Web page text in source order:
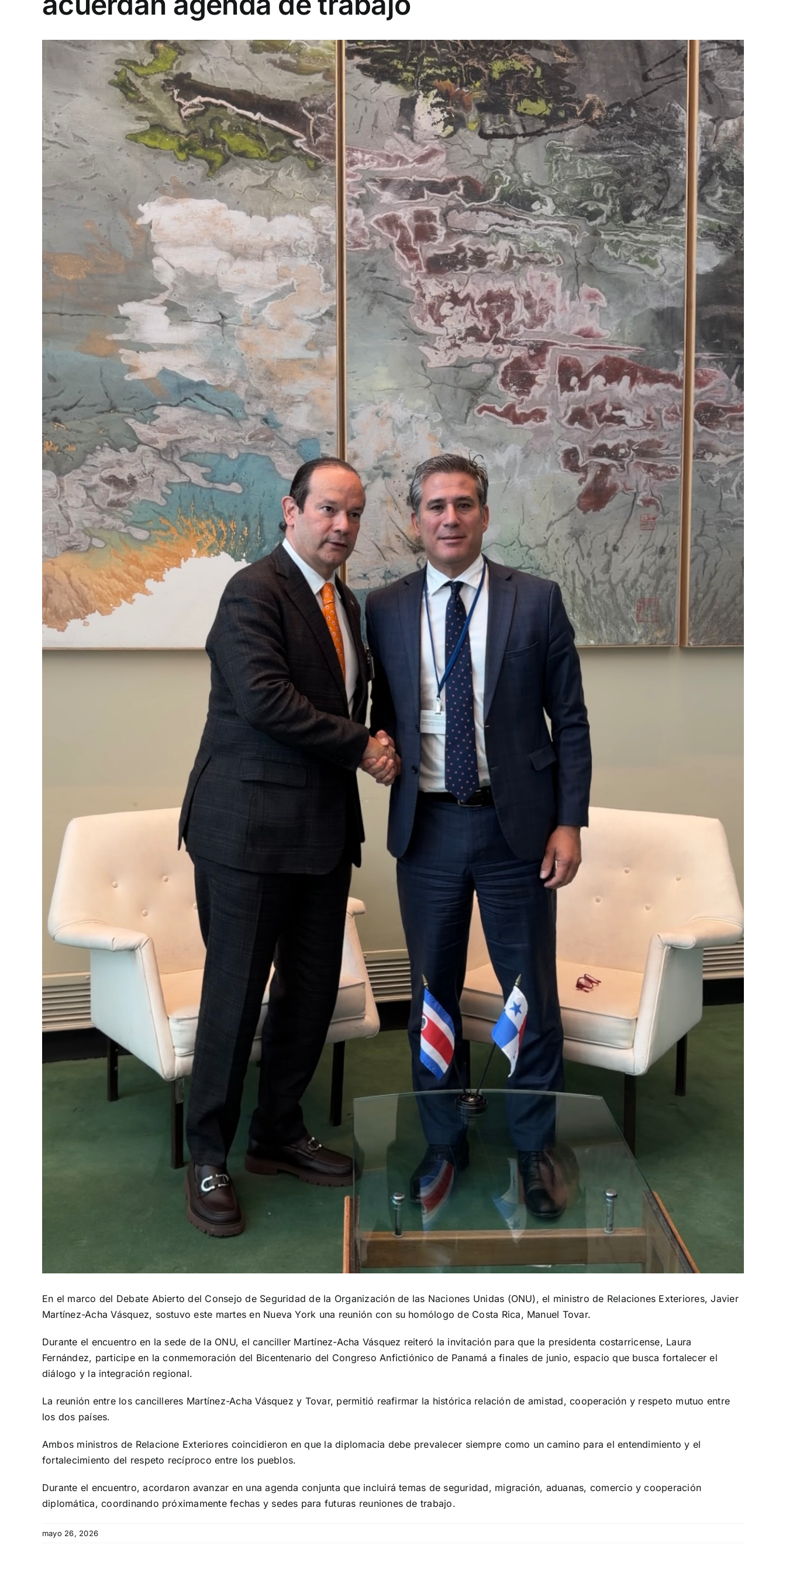
En el marco del Debate Abierto del Consejo de Seguridad de la Organización de las Naciones Unidas (ONU), el ministro de Relaciones Exteriores, Javier
Martínez-Acha Vásquez, sostuvo este martes en Nueva York una reunión con su homólogo de Costa Rica, Manuel Tovar.
Durante el encuentro en la sede de la ONU, el canciller Martínez-Acha Vásquez reiteró la invitación para que la presidenta costarricense, Laura
Fernández, participe en la conmemoración del Bicentenario del Congreso Anfictiónico de Panamá a finales de junio, espacio que busca fortalecer el
diálogo y la integración regional.
La reunión entre los cancilleres Martínez-Acha Vásquez y Tovar, permitió reafirmar la histórica relación de amistad, cooperación y respeto mutuo entre
los dos países.
Ambos ministros de Relacione Exteriores coincidieron en que la diplomacia debe prevalecer siempre como un camino para el entendimiento y el
fortalecimiento del respeto recíproco entre los pueblos.
Durante el encuentro, acordaron avanzar en una agenda conjunta que incluirá temas de seguridad, migración, aduanas, comercio y cooperación
diplomática, coordinando próximamente fechas y sedes para futuras reuniones de trabajo.
mayo 26, 2026